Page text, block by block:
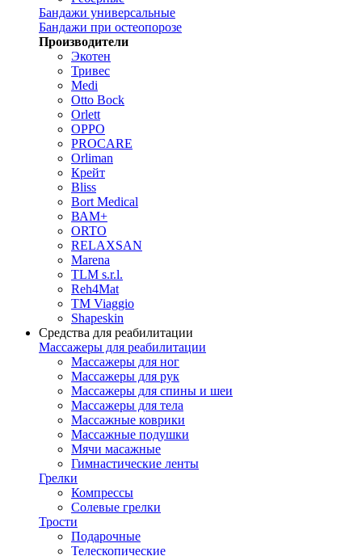
Бандажи универсальные
Бандажи при остеопорозе
Производители
Экотен
Тривес
Medi
Otto Bock
Orlett
OPPO
PROCARE
Orliman
Крейт
Bliss
Bort Medical
ВАМ+
ORTO
RELAXSAN
Marena
TLM s.r.l.
Reh4Mat
TM Viaggio
Shapeskin
Средства для реабилитации
Массажеры для реабилитации
Массажеры для ног
Массажеры для рук
Массажеры для спины и шеи
Массажеры для тела
Массажные коврики
Массажные подушки
Мячи масажные
Гимнастические ленты
Грелки
Компрессы
Солевые грелки
Трости
Подарочные
Телескопические